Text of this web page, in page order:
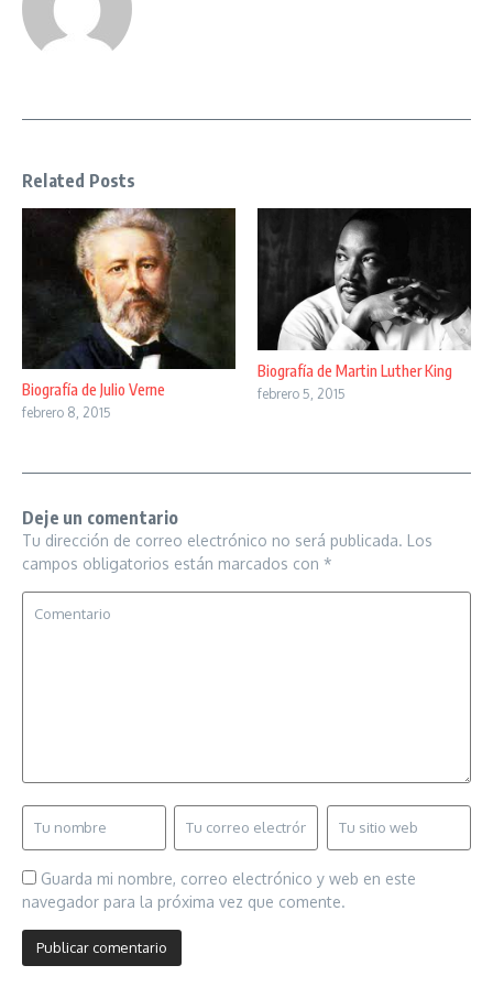
Related Posts
Biografía de Julio Verne
febrero 8, 2015
Biografía de Martin Luther King
febrero 5, 2015
Deje un comentario
Tu dirección de correo electrónico no será publicada. Los
campos obligatorios están marcados con *
Guarda mi nombre, correo electrónico y web en este
navegador para la próxima vez que comente.